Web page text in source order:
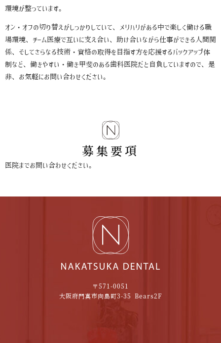
環境が整っています。
オン・オフの切り替えがしっかりしていて、メリハリがある中で楽しく働ける職
場環境、チーム医療で互いに支え合い、助け合いながら仕事ができる人間関
係、そしてさらなる技術・資格の取得を目指す方を応援するバックアップ体
制など、働きやすい・働き甲斐のある歯科医院だと自負していますので、是
非、お気軽にお問い合わせください。
募集要項
医院までお問い合わせください。
〒571-0051
大阪府門真市向島町3-35 Bears2F